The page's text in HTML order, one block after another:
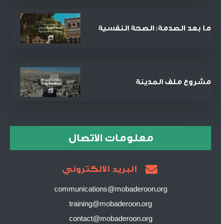
ما بعد الصدمة: الصحة النفسية
مشروع ملف المدينة
معلومات الاتصال
البريد الالكتروني
communications@mobaderoon.org
training@mobaderoon.org
contact@mobaderoon.org